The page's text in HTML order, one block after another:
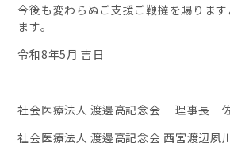
今後も変わらぬご支援ご鞭撻を賜りま
ます。
令和8年5月 吉日
社会医療法人 渡邊高記念会 理事長
社会医療法人 渡邊高記念会 西宮渡辺